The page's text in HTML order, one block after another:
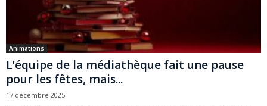
Animations
L’équipe de la médiathèque fait une pause
pour les fêtes, mais...
17 décembre 2025